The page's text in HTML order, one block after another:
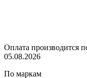
Оплата производится
05.08.2026
По маркам